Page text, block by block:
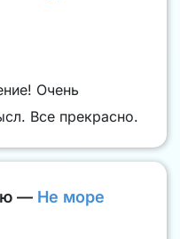
Очень
Все прекрасно.
— Не море